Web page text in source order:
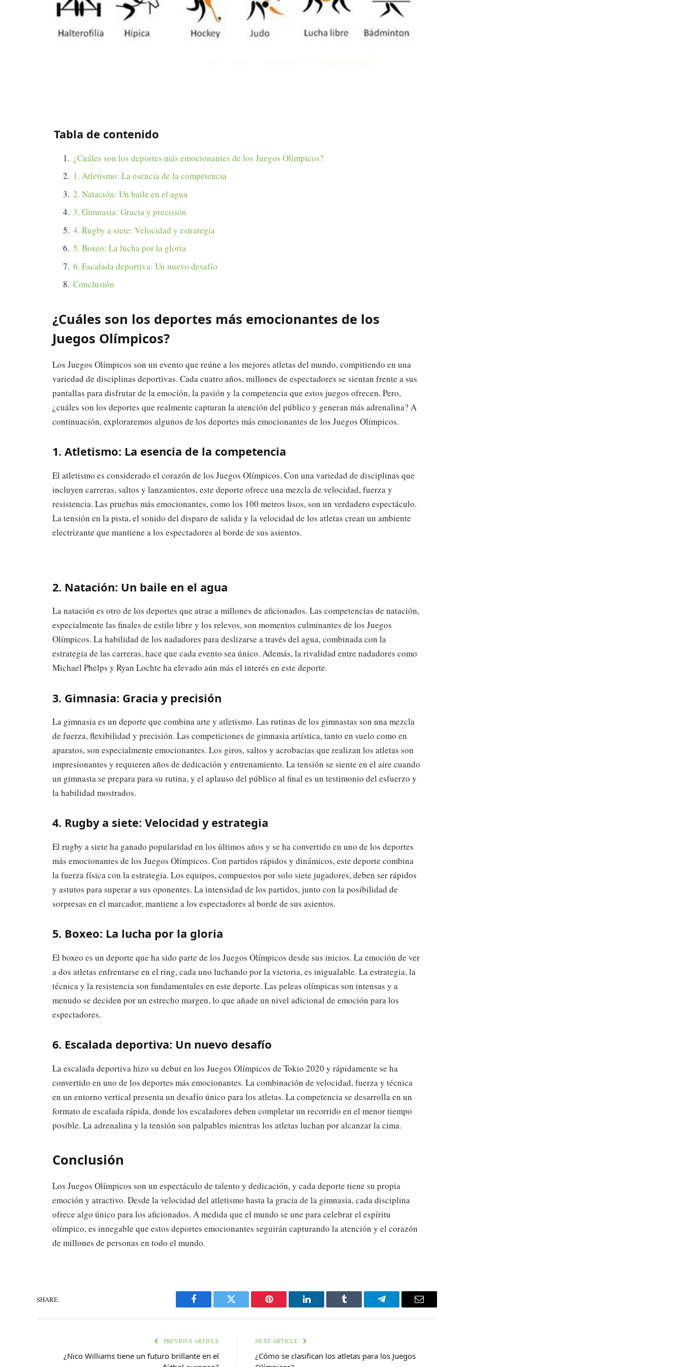
Tabla de contenido
¿Cuáles son los deportes más emocionantes de los Juegos Olímpicos?
1. Atletismo: La esencia de la competencia
2. Natación: Un baile en el agua
3. Gimnasia: Gracia y precisión
4. Rugby a siete: Velocidad y estrategia
5. Boxeo: La lucha por la gloria
6. Escalada deportiva: Un nuevo desafío
Conclusión
¿Cuáles son los deportes más emocionantes de los
Juegos Olímpicos?
Los Juegos Olímpicos son un evento que reúne a los mejores atletas del mundo, compitiendo en una
variedad de disciplinas deportivas. Cada cuatro años, millones de espectadores se sientan frente a sus
pantallas para disfrutar de la emoción, la pasión y la competencia que estos juegos ofrecen. Pero,
¿cuáles son los deportes que realmente capturan la atención del público y generan más adrenalina? A
continuación, exploraremos algunos de los deportes más emocionantes de los Juegos Olímpicos.
1. Atletismo: La esencia de la competencia
El atletismo es considerado el corazón de los Juegos Olímpicos. Con una variedad de disciplinas que
incluyen carreras, saltos y lanzamientos, este deporte ofrece una mezcla de velocidad, fuerza y
resistencia. Las pruebas más emocionantes, como los 100 metros lisos, son un verdadero espectáculo.
La tensión en la pista, el sonido del disparo de salida y la velocidad de los atletas crean un ambiente
electrizante que mantiene a los espectadores al borde de sus asientos.
2. Natación: Un baile en el agua
La natación es otro de los deportes que atrae a millones de aficionados. Las competencias de natación,
especialmente las finales de estilo libre y los relevos, son momentos culminantes de los Juegos
Olímpicos. La habilidad de los nadadores para deslizarse a través del agua, combinada con la
estrategia de las carreras, hace que cada evento sea único. Además, la rivalidad entre nadadores como
Michael Phelps y Ryan Lochte ha elevado aún más el interés en este deporte.
3. Gimnasia: Gracia y precisión
La gimnasia es un deporte que combina arte y atletismo. Las rutinas de los gimnastas son una mezcla
de fuerza, flexibilidad y precisión. Las competiciones de gimnasia artística, tanto en suelo como en
aparatos, son especialmente emocionantes. Los giros, saltos y acrobacias que realizan los atletas son
impresionantes y requieren años de dedicación y entrenamiento. La tensión se siente en el aire cuando
un gimnasta se prepara para su rutina, y el aplauso del público al final es un testimonio del esfuerzo y
la habilidad mostrados.
4. Rugby a siete: Velocidad y estrategia
El rugby a siete ha ganado popularidad en los últimos años y se ha convertido en uno de los deportes
más emocionantes de los Juegos Olímpicos. Con partidos rápidos y dinámicos, este deporte combina
la fuerza física con la estrategia. Los equipos, compuestos por solo siete jugadores, deben ser rápidos
y astutos para superar a sus oponentes. La intensidad de los partidos, junto con la posibilidad de
sorpresas en el marcador, mantiene a los espectadores al borde de sus asientos.
5. Boxeo: La lucha por la gloria
El boxeo es un deporte que ha sido parte de los Juegos Olímpicos desde sus inicios. La emoción de ver
a dos atletas enfrentarse en el ring, cada uno luchando por la victoria, es inigualable. La estrategia, la
técnica y la resistencia son fundamentales en este deporte. Las peleas olímpicas son intensas y a
menudo se deciden por un estrecho margen, lo que añade un nivel adicional de emoción para los
espectadores.
6. Escalada deportiva: Un nuevo desafío
La escalada deportiva hizo su debut en los Juegos Olímpicos de Tokio 2020 y rápidamente se ha
convertido en uno de los deportes más emocionantes. La combinación de velocidad, fuerza y técnica
en un entorno vertical presenta un desafío único para los atletas. La competencia se desarrolla en un
formato de escalada rápida, donde los escaladores deben completar un recorrido en el menor tiempo
posible. La adrenalina y la tensión son palpables mientras los atletas luchan por alcanzar la cima.
Conclusión
Los Juegos Olímpicos son un espectáculo de talento y dedicación, y cada deporte tiene su propia
emoción y atractivo. Desde la velocidad del atletismo hasta la gracia de la gimnasia, cada disciplina
ofrece algo único para los aficionados. A medida que el mundo se une para celebrar el espíritu
olímpico, es innegable que estos deportes emocionantes seguirán capturando la atención y el corazón
de millones de personas en todo el mundo.
SHARE.
Facebook Twitter Pinterest LinkedIn Tumblr Telegram Email
PREVIOUS ARTICLE
¿Nico Williams tiene un futuro brillante en el
NEXT ARTICLE
¿Cómo se clasifican los atletas para los Juegos